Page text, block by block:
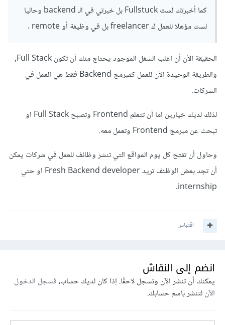
كما أخبرتك لست Fullstuck بل خبرتي في الـ backend وحاليا
لست مؤهلا للعمل ك freelancer بل في وظيفة أو remote .
الحقيقة الأن أن اغلب الشغل الموجود يحتاج منك أن تكون Full Stack,
والطريقة الوحيدة الأن للعمل كمبرمج Backend فقط هي العمل في
الشركات.
لذلك لديك خيارين اما أن تتعلم Frontend وتصبح Full Stack او
تبحث عن مبرمج Frontend وتعمل معه.
وحاول أن تفتح كل يوم المواقع التي تنشر وظائف للعمل في شركات يمكن
أن تجد بعض الوظئف تريد Fresh Backend developer او حتي
internship.
اقتباس
انضم إلى النقاش
يمكنك أن تنشر الآن وتسجل لاحقًا. إذا كان لديك حساب،فسجل الدخول
الآنلتنشر باسم حسابك.